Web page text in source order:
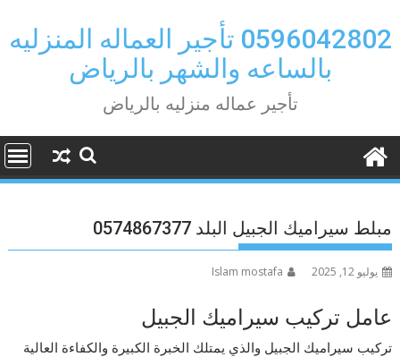
to
content
0596042802 تأجير العماله المنزليه
بالساعه والشهر بالرياض
تأجير عماله منزليه بالرياض
مبلط سيراميك الجبيل البلد 0574867377
يوليو 12, 2025 Islam mostafa
عامل تركيب سيراميك الجبيل
تركيب سيراميك الجبيل والذي يمتلك الخبرة الكبيرة والكفاءة العالية